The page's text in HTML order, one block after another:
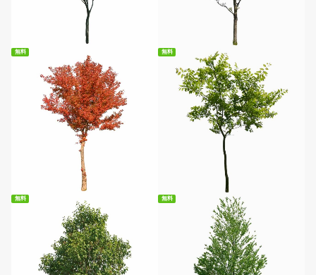
無料ダウンロード 無料ダウンロード
無料
無料ダウンロード
無料
無料ダウンロード
無料 無料